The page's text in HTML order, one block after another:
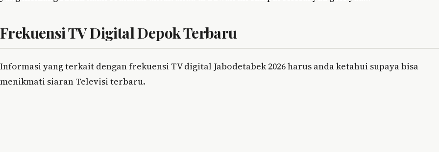
Frekuensi TV Digital Depok Terbaru
Informasi yang terkait dengan frekuensi TV digital Jabodetabek 2026 harus anda ketahui supaya bisa
menikmati siaran Televisi terbaru.